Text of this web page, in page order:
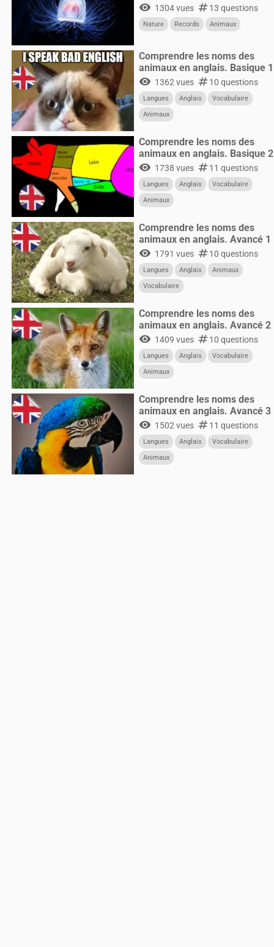
visibility 1304 vues numbers13 questions
Nature Records Animaux
Comprendre les noms des
animaux en anglais. Basique 1
visibility 1362 vues numbers10 questions
Langues Anglais
Vocabulaire
Animaux
Comprendre les noms des
animaux en anglais. Basique 2
visibility 1738 vues numbers11 questions
Langues Anglais
Vocabulaire
Animaux
Comprendre les noms des
animaux en anglais. Avancé 1
visibility 1791 vues numbers10 questions
Langues Anglais
Animaux
Vocabulaire
Comprendre les noms des
animaux en anglais. Avancé 2
visibility 1409 vues numbers10 questions
Langues Anglais
Vocabulaire
Animaux
Comprendre les noms des
animaux en anglais. Avancé 3
visibility 1502 vues numbers11 questions
Langues Anglais
Vocabulaire
Animaux